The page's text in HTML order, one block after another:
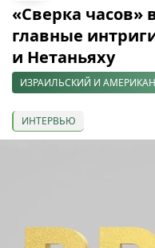
«Сверка часов»
главные
и Нетаньяху
ИЗРАИЛЬСКИЙ И
ИНТЕРВЬЮ